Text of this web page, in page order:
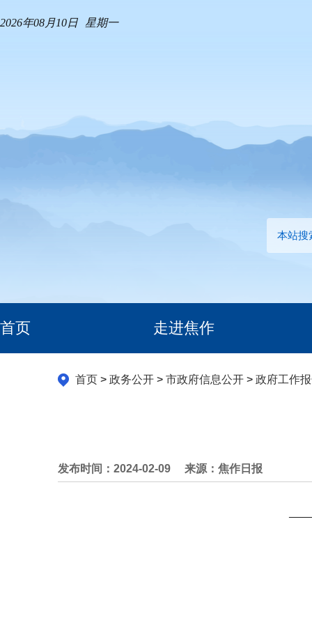
2026年08月10日 星期一
本站搜
首页 走进焦作
首页> 政务公开> 市政府信息公开> 政府工作
发布时间：2024-02-09 来源：焦作日报